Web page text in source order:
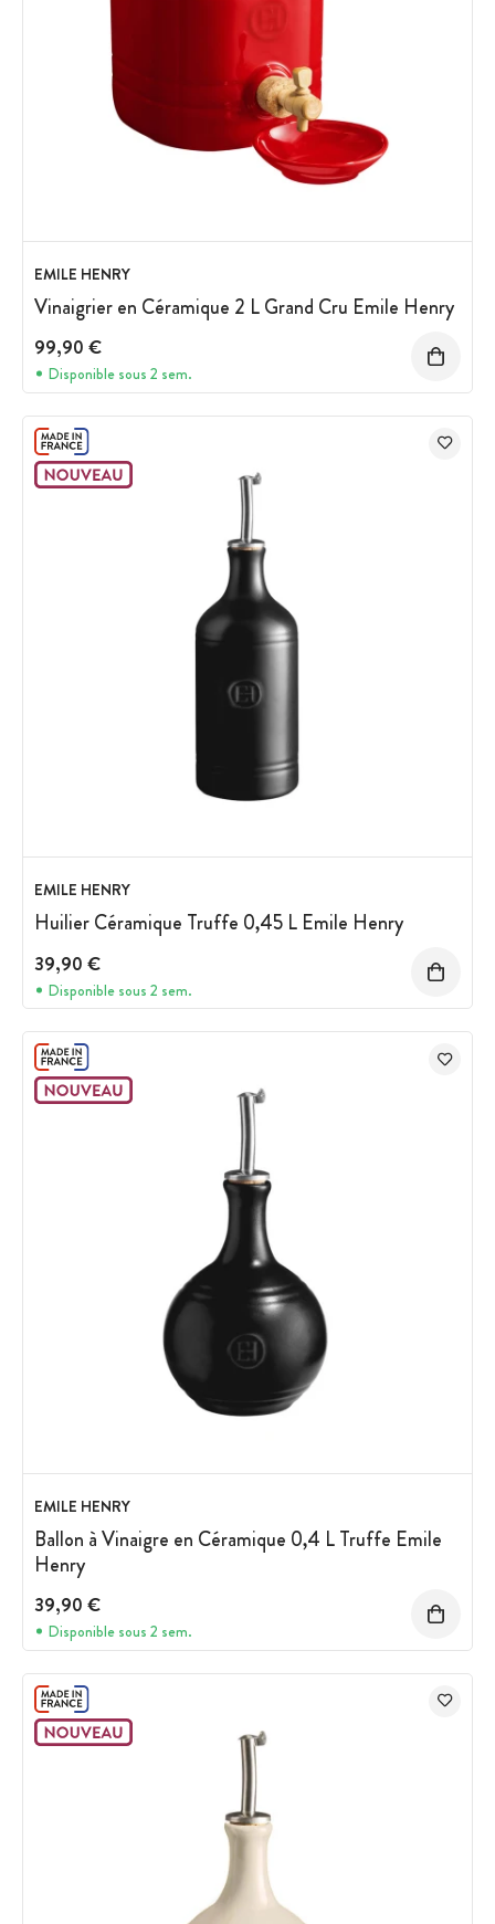
EMILE HENRY
Vinaigrier en Céramique 2 L Grand Cru Emile Henry
99,90 €
Disponible sous 2 sem.
EMILE HENRY
Huilier Céramique Truffe 0,45 L Emile Henry
39,90 €
Disponible sous 2 sem.
EMILE HENRY
Ballon à Vinaigre en Céramique 0,4 L Truffe Emile
Henry
39,90 €
Disponible sous 2 sem.